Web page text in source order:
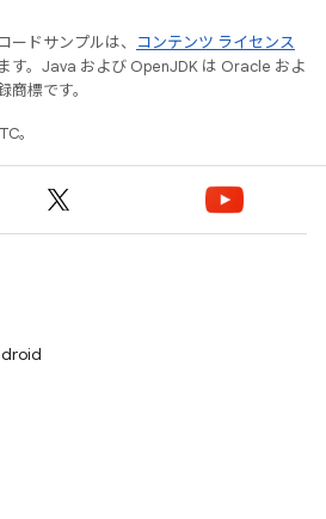
ードサンプルは、
コンテンツ ライセンス
す。Java および OpenJDK は Oracle およ
標です。
。